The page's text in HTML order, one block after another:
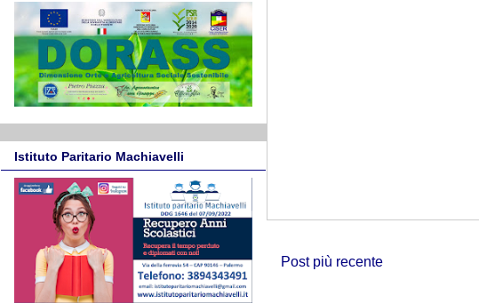
Post più recente
Istituto Paritario Machiavelli